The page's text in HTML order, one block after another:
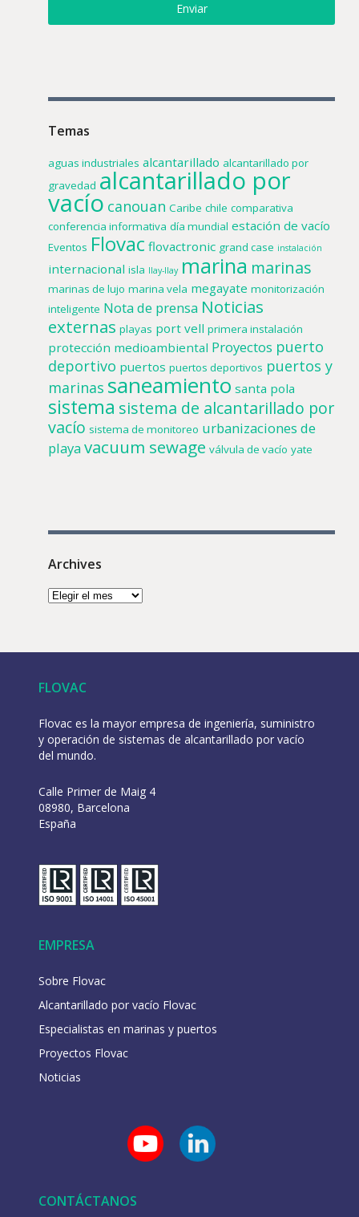
Enviar
Temas
aguas industriales alcantarillado alcantarillado por
gravedad alcantarillado por
vacío canouan Caribe chile comparativa
conferencia informativa día mundial estación de vacío
Eventos Flovac flovactronic grand case instalación
internacional isla llay-llay marina marinas
marinas de lujo marina vela megayate monitorización
inteligente Nota de prensa Noticias
externas playas port vell primera instalación
protección medioambiental Proyectos puerto
deportivo puertos puertos deportivos puertos y
marinas saneamiento santa pola
sistema sistema de alcantarillado por
vacío sistema de monitoreo urbanizaciones de
playavacuum sewage válvula de vacío yate
Archives
FLOVAC
Flovac es la mayor empresa de ingeniería, suministro
y operación de sistemas de alcantarillado por vacío
del mundo.
Calle Primer de Maig 4
08980, Barcelona
España
EMPRESA
Sobre Flovac
Alcantarillado por vacío Flovac
Especialistas en marinas y puertos
Proyectos Flovac
Noticias
CONTÁCTANOS